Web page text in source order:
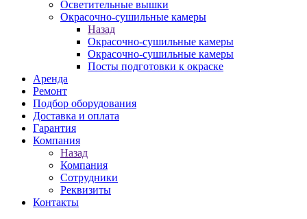
Осветительные вышки
Окрасочно-сушильные камеры
Назад
Окрасочно-сушильные камеры
Окрасочно-сушильные камеры
Посты подготовки к окраске
Аренда
Ремонт
Подбор оборудования
Доставка и оплата
Гарантия
Компания
Назад
Компания
Сотрудники
Реквизиты
Контакты